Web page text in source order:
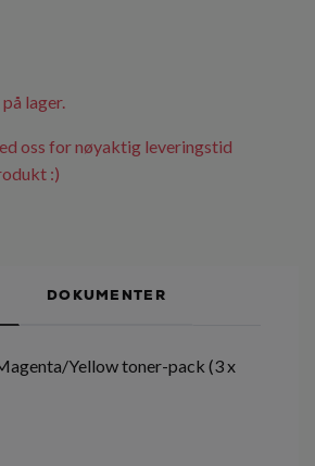
lager.
oss for nøyaktig leveringstid
:)
DOKUMENTER
Yellow toner-pack (3 x